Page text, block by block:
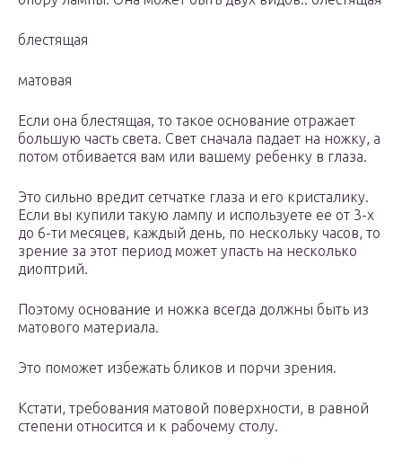
блестящая
матовая
Если она блестящая, то такое основание отражает
большую часть света. Свет сначала падает на ножку, а
потом отбивается вам или вашему ребенку в глаза.
Это сильно вредит сетчатке глаза и его кристалику.
Если вы купили такую лампу и используете ее от 3-х
до 6-ти месяцев, каждый день, по нескольку часов, то
зрение за этот период может упасть на несколько
диоптрий.
Поэтому основание и ножка всегда должны быть из
матового материала.
Это поможет избежать бликов и порчи зрения.
Кстати, требования матовой поверхности, в равной
степени относится и к рабочему столу.